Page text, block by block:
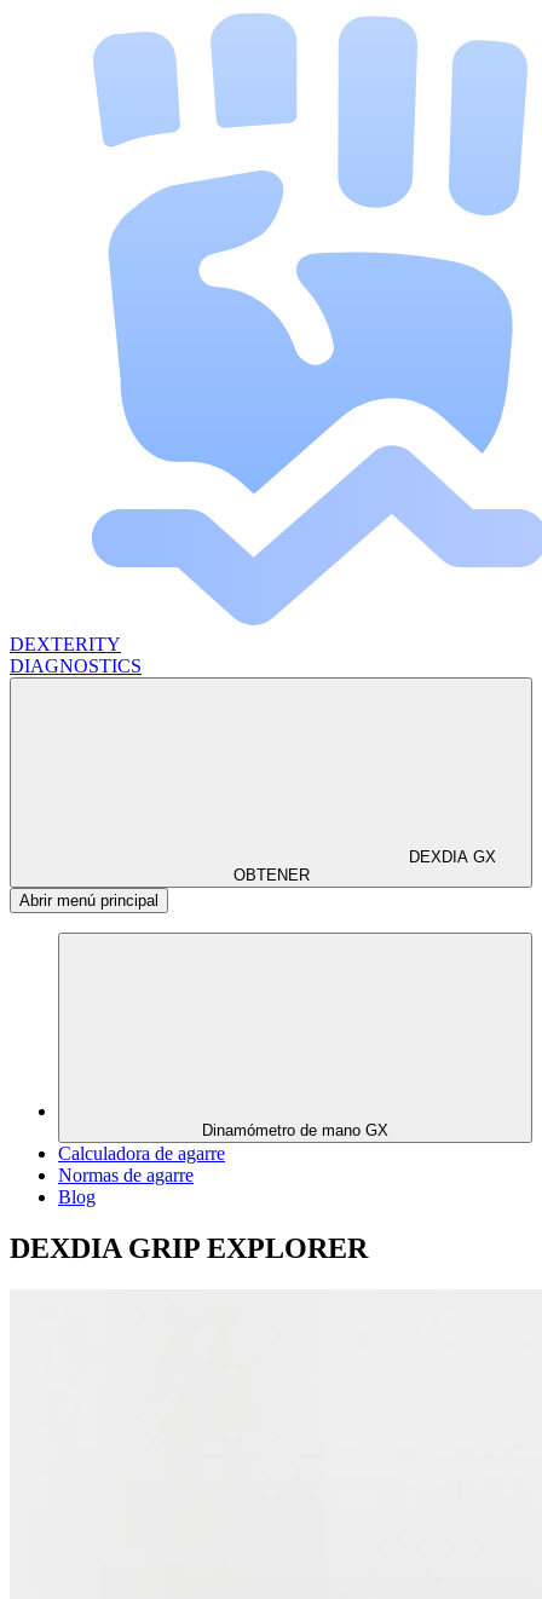
DEXTERITY
DIAGNOSTICS
DEXDIA GX
OBTENER
Abrir menú principal
Dinamómetro de mano GX
Calculadora de agarre
Normas de agarre
Blog
DEXDIA GRIP EXPLORER